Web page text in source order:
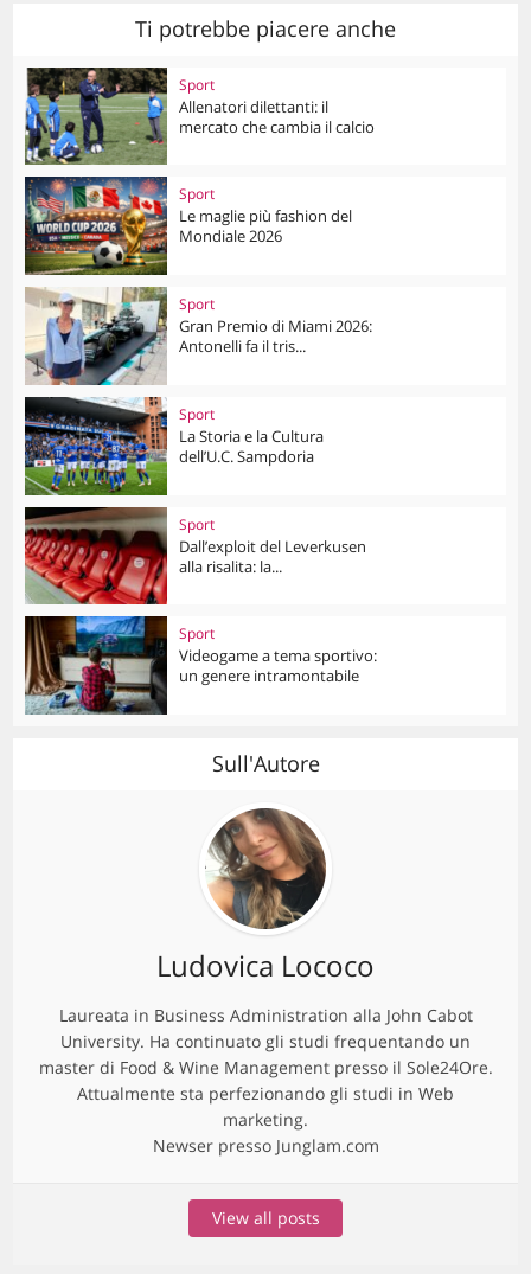
Ti potrebbe piacere anche
Sport
Allenatori dilettanti: il
mercato che cambia il calcio
Sport
Le maglie più fashion del
Mondiale 2026
Sport
Gran Premio di Miami 2026:
Antonelli fa il tris...
Sport
La Storia e la Cultura
dell’U.C. Sampdoria
Sport
Dall’exploit del Leverkusen
alla risalita: la...
Sport
Videogame a tema sportivo:
un genere intramontabile
Sull'Autore
Ludovica Lococo
Laureata in Business Administration alla John Cabot
University. Ha continuato gli studi frequentando un
master di Food & Wine Management presso il Sole24Ore.
Attualmente sta perfezionando gli studi in Web
marketing.
Newser presso Junglam.com
View all posts